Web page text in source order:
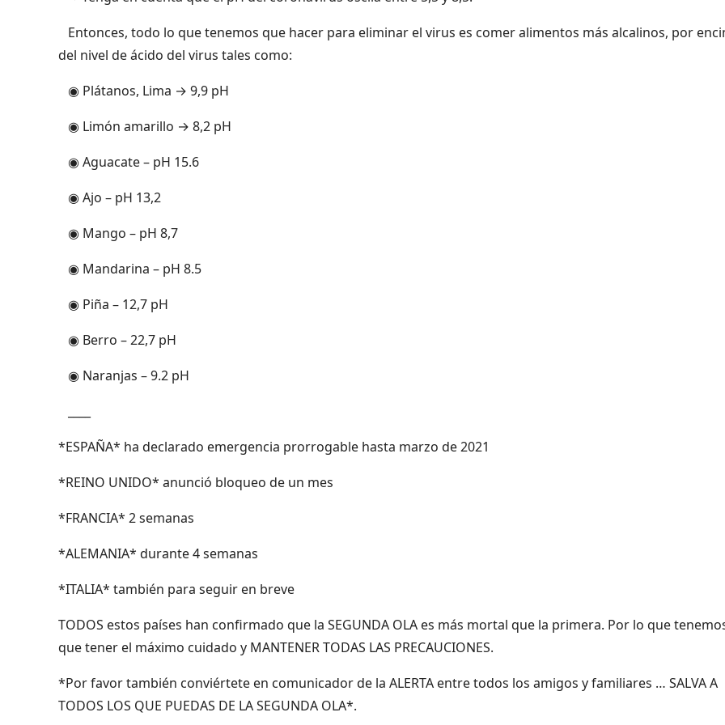
Entonces, todo lo que tenemos que hacer para eliminar el virus es comer alimentos más alcalinos, por
del nivel de ácido del virus tales como:
◉ Plátanos, Lima → 9,9 pH
◉ Limón amarillo → 8,2 pH
◉ Aguacate – pH 15.6
◉ Ajo – pH 13,2
◉ Mango – pH 8,7
◉ Mandarina – pH 8.5
◉ Piña – 12,7 pH
◉ Berro – 22,7 pH
◉ Naranjas – 9.2 pH
*ESPAÑA* ha declarado emergencia prorrogable hasta marzo de 2021
*REINO UNIDO* anunció bloqueo de un mes
*FRANCIA* 2 semanas
*ALEMANIA* durante 4 semanas
*ITALIA* también para seguir en breve
TODOS estos países han confirmado que la SEGUNDA OLA es más mortal que la primera. Por lo que
que tener el máximo cuidado y MANTENER TODAS LAS PRECAUCIONES.
*Por favor también conviértete en comunicador de la ALERTA entre todos los amigos y familiares … SALVA A
TODOS LOS QUE PUEDAS DE LA SEGUNDA OLA*.